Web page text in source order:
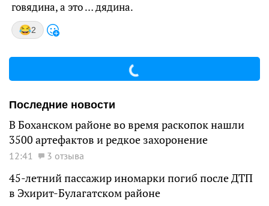
говядина, а это … дядина.
2
Последние новости
В Боханском районе во время раскопок нашли
3500 артефактов и редкое захоронение
12:41 3 отзыва
45-летний пассажир иномарки погиб после ДТП
в Эхирит-Булагатском районе